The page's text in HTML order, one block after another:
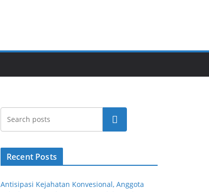
Cari
Recent Posts
Antisipasi Kejahatan Konvesional, Anggota